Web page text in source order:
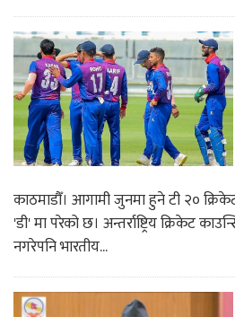
काठमाडौँ। आगामी जुनमा हुने टी २०
'डी' मा परेको छ। अन्तर्राष्ट्रिय क्रिकेट
नगरेपनि भारतीय...